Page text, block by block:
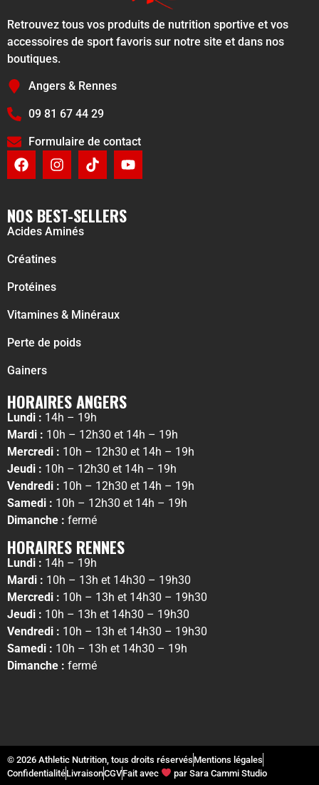
Retrouvez tous vos produits de nutrition sportive et vos
accessoires de sport favoris sur notre site et dans nos
boutiques.
Angers & Rennes
09 81 67 44 29
Formulaire de contact
NOS BEST-SELLERS
Acides Aminés
Créatines
Protéines
Vitamines & Minéraux
Perte de poids
Gainers
HORAIRES ANGERS
Lundi : 14h – 19h
Mardi : 10h – 12h30 et 14h – 19h
Mercredi : 10h – 12h30 et 14h – 19h
Jeudi : 10h – 12h30 et 14h – 19h
Vendredi : 10h – 12h30 et 14h – 19h
Samedi : 10h – 12h30 et 14h – 19h
Dimanche : fermé
HORAIRES RENNES
Lundi : 14h – 19h
Mardi : 10h – 13h et 14h30 – 19h30
Mercredi : 10h – 13h et 14h30 – 19h30
Jeudi : 10h – 13h et 14h30 – 19h30
Vendredi : 10h – 13h et 14h30 – 19h30
Samedi : 10h – 13h et 14h30 – 19h
Dimanche : fermé
© 2026 Athletic Nutrition, tous droits réservés Mentions légales
ConfidentialitéLivraisonCGVFait avec par Sara Cammi Studio